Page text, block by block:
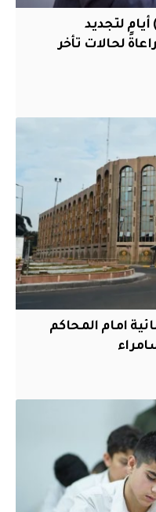
وزير الاتصالات يوجه بمنح (7) أيام لتجديد
لحالات تأخر
امام المحاكم